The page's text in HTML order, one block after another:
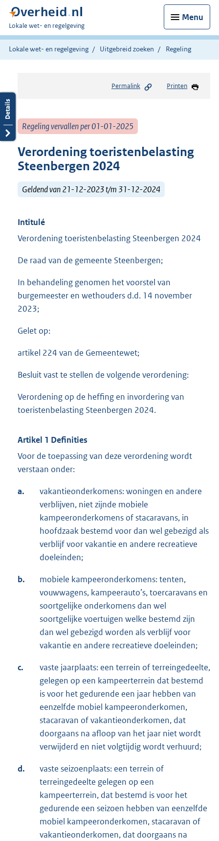
Menu
U
bent
hier:
Lokale wet- en regelgeving
Lokale wet- en regelgeving Uitgebreid zoeken Regeling
Permalink Printen
Regeling vervallen per 01-01-2025
Verordening toeristenbelasting
Steenbergen 2024
Geldend van 21-12-2023 t/m 31-12-2024
Intitulé
Verordening toeristenbelasting Steenbergen 2024
De raad van de gemeente Steenbergen;
In behandeling genomen het voorstel van
burgemeester en wethouders d.d. 14 november
2023;
Gelet op:
artikel 224 van de Gemeentewet;
Besluit vast te stellen de volgende verordening:
Verordening op de heffing en invordering van
toeristenbelasting Steenbergen 2024.
Artikel 1 Definities
Voor de toepassing van deze verordening wordt
verstaan onder:
a.
vakantieonderkomens: woningen en andere
verblijven, niet zijnde mobiele
kampeeronderkomens of stacaravans, in
hoofdzaak bestemd voor dan wel gebezigd als
verblijf voor vakantie en andere recreatieve
doeleinden;
b.
mobiele kampeeronderkomens: tenten,
vouwwagens, kampeerauto’s, toercaravans en
soortgelijke onderkomens dan wel
soortgelijke voertuigen welke bestemd zijn
dan wel gebezigd worden als verblijf voor
vakantie en andere recreatieve doeleinden;
c.
vaste jaarplaats: een terrein of terreingedeelte,
gelegen op een kampeerterrein dat bestemd
is voor het gedurende een jaar hebben van
eenzelfde mobiel kampeeronderkomen,
stacaravan of vakantieonderkomen, dat
doorgaans na afloop van het jaar niet wordt
verwijderd en niet volgtijdig wordt verhuurd;
d.
vaste seizoenplaats: een terrein of
terreingedeelte gelegen op een
kampeerterrein, dat bestemd is voor het
gedurende een seizoen hebben van eenzelfde
mobiel kampeeronderkomen, stacaravan of
vakantieonderkomen, dat doorgaans na